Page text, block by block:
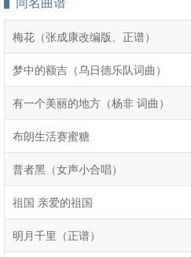
梅花（张成康改编版、正谱）
梦中的额吉（乌日德乐队词曲）
有一个美丽的地方（杨非 词曲）
布朗生活赛蜜糖
普者黑（女声小合唱）
祖国 亲爱的祖国
明月千里（正谱）